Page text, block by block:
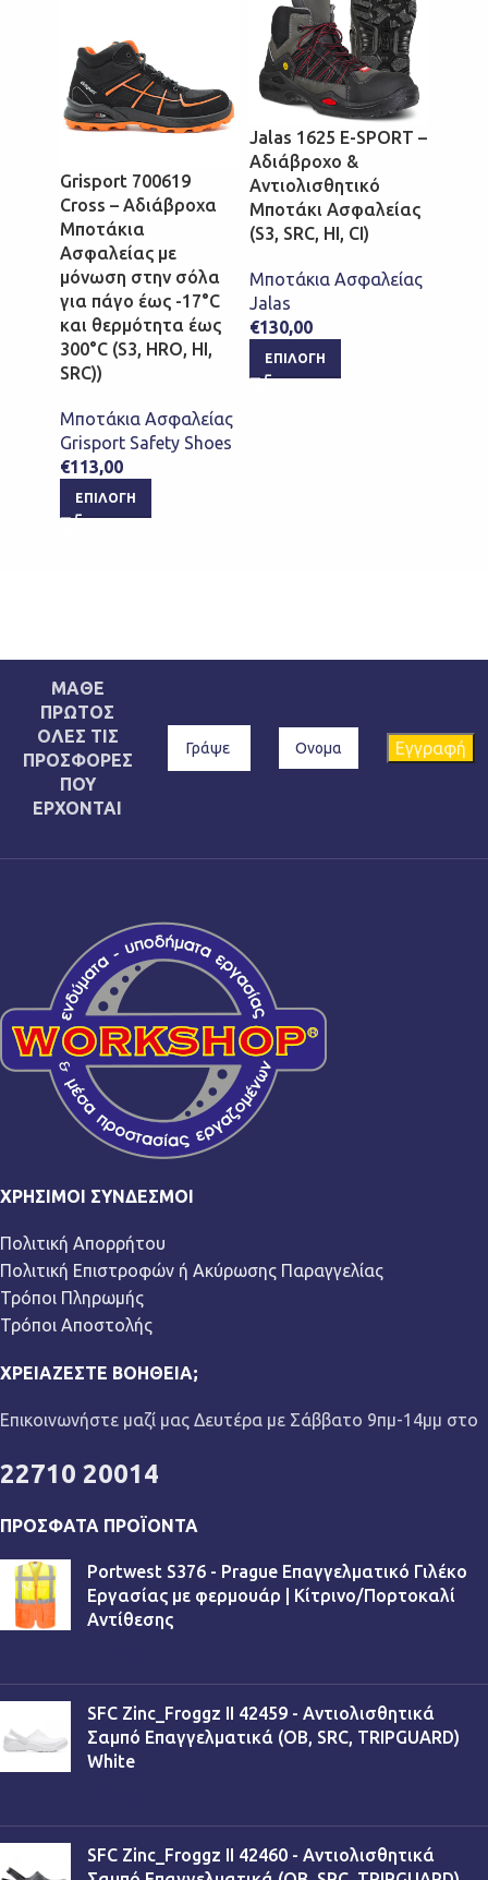
Grisport 700619
Cross – Αδιάβροχα
Μποτάκια
Ασφαλείας με
μόνωση στην σόλα
για πάγο έως -17°C
και θερμότητα έως
300°C (S3, HRO, HI,
SRC))
Μποτάκια Ασφαλείας
Grisport Safety Shoes
€113,00
ΕΠΙΛΟΓΉ
Jalas 1625 E-SPORT –
Αδιάβροχο &
Αντιολισθητικό
Μποτάκι Ασφαλείας
(S3, SRC, HI, CI)
Μποτάκια Ασφαλείας
Jalas
€130,00
ΕΠΙΛΟΓΉ
ΜΑΘΕ
ΠΡΩΤΟΣ
ΟΛΕΣ ΤΙΣ
ΠΡΟΣΦΟΡΕΣ
ΠΟΥ
ΕΡΧΟΝΤΑΙ
ΧΡΉΣΙΜΟΙ ΣΎΝΔΕΣΜΟΙ
Πολιτική Απορρήτου
Πολιτική Επιστροφών ή Ακύρωσης Παραγγελίας
Τρόποι Πληρωμής
Τρόποι Αποστολής
ΧΡΕΙΆΖΕΣΤΕ ΒΟΉΘΕΙΑ;
Επικοινωνήστε μαζί μας Δευτέρα με Σάββατο 9πμ-14μμ στο
22710 20014
ΠΡΌΣΦΑΤΑ ΠΡΟΪΌΝΤΑ
Portwest S376 - Prague Επαγγελματικό Γιλέκο
Εργασίας με φερμουάρ | Κίτρινο/Πορτοκαλί
Αντίθεσης
SFC Zinc_Froggz II 42459 - Αντιολισθητικά
Σαμπό Επαγγελματικά (OB, SRC, TRIPGUARD)
White
SFC Zinc_Froggz II 42460 - Αντιολισθητικά